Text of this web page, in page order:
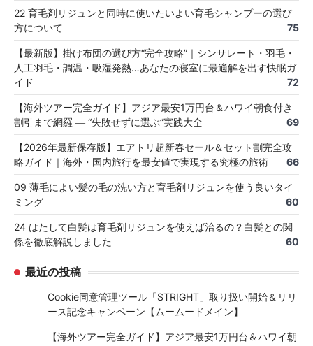
22 育毛剤リジュンと同時に使いたいよい育毛シャンプーの選び
方について
75
【最新版】掛け布団の選び方“完全攻略”｜シンサレート・羽毛・
人工羽毛・調温・吸湿発熱…あなたの寝室に最適解を出す快眠ガ
イド
72
【海外ツアー完全ガイド】アジア最安1万円台＆ハワイ朝食付き
割引まで網羅 ― “失敗せずに選ぶ”実践大全
69
【2026年最新保存版】エアトリ超新春セール＆セット割完全攻
略ガイド｜海外・国内旅行を最安値で実現する究極の旅術
66
09 薄毛によい髪の毛の洗い方と育毛剤リジュンを使う良いタイ
ミング
60
24 はたして白髪は育毛剤リジュンを使えば治るの？白髪との関
係を徹底解説しました
60
最近の投稿
Cookie同意管理ツール「STRIGHT」取り扱い開始＆リリ
ース記念キャンペーン【ムームードメイン】
【海外ツアー完全ガイド】アジア最安1万円台＆ハワイ朝